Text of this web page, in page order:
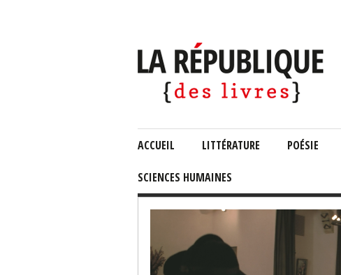
ACCUEIL LITTÉRATURE POÉSIE
SCIENCES HUMAINES